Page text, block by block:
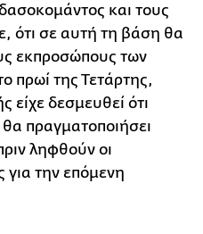
και τους
ότι σε αυτή τη βάση θα
εκπροσώπους των
πρωί της Τετάρτης,
είχε δεσμευθεί ότι
θα πραγματοποιήσει
ληφθούν οι
για την επόμενη